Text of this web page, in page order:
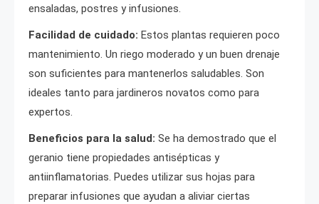
ensaladas, postres y infusiones.
Facilidad de cuidado: Estos plantas requieren poco
mantenimiento. Un riego moderado y un buen drenaje
son suficientes para mantenerlos saludables. Son
ideales tanto para jardineros novatos como para
expertos.
Beneficios para la salud: Se ha demostrado que el
geranio tiene propiedades antisépticas y
antiinflamatorias. Puedes utilizar sus hojas para
preparar infusiones que ayudan a aliviar ciertas